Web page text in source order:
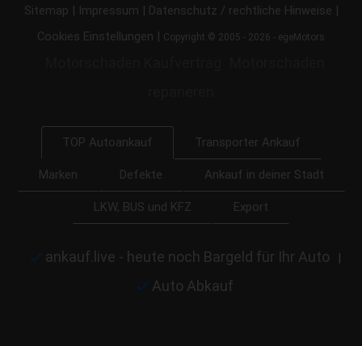
Sitemap | Impressum | Datenschutz / rechtliche Hinweise |
Cookies Einstellungen | Copyright © 2005 - 2026 - egeMotors
TOP Autoankauf Transporter Ankauf
Marken Defekte Ankauf in deiner Stadt
LKW, BUS und KFZ Export
ankauf.live - heute noch Bargeld für Ihr Auto |
Auto Abkauf